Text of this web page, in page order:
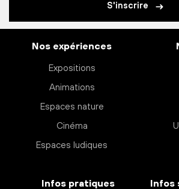
S'inscrire
Nos expériences
Expositions
Animations
Espaces nature
Cinéma
Espaces ludiques
Infos pratiques Infos